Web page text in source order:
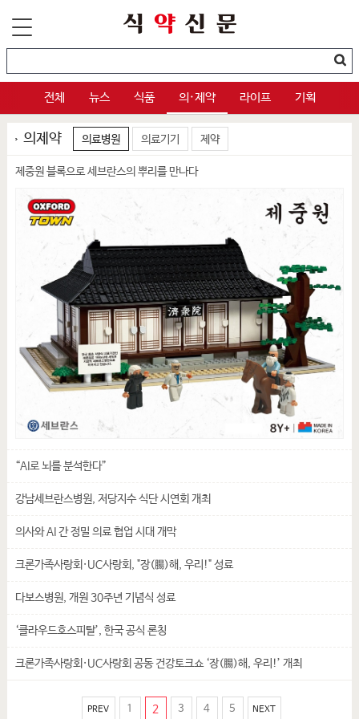
전체 뉴스 식품 의·제약 라이프 기획
의제약 의료병원 의료기기 제약
제중원 블록으로 세브란스의 뿌리를 만나다
“AI로 뇌를 분석한다”
강남세브란스병원, 저당지수 식단 시연회 개최
의사와 AI 간 정밀 의료 협업 시대 개막
크론가족사랑회·UC사랑회, "장(腸)해, 우리!" 성료
다보스병원, 개원 30주년 기념식 성료
‘클라우드호스피탈’, 한국 공식 론칭
크론가족사랑회·UC사랑회 공동 건강토크쇼 ‘장(腸)해, 우리!’ 개최
PREV 1 2 3 4 5 NEXT